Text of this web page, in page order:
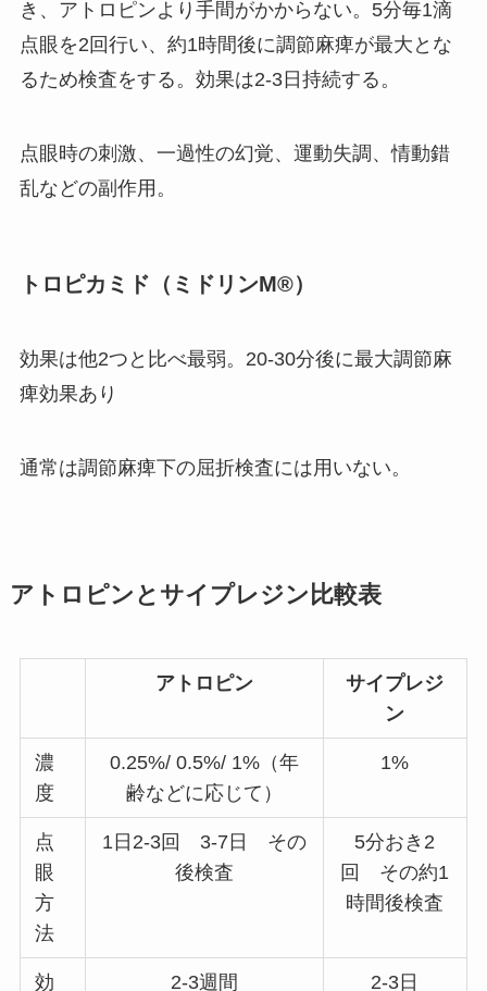
き、アトロピンより手間がかからない。5分毎1滴
点眼を2回行い、約1時間後に調節麻痺が最大とな
るため検査をする。効果は2-3日持続する。
点眼時の刺激、一過性の幻覚、運動失調、情動錯
乱などの副作用。
トロピカミド（ミドリンM®）
効果は他2つと比べ最弱。20-30分後に最大調節麻
痺効果あり
通常は調節麻痺下の屈折検査には用いない。
アトロピンとサイプレジン比較表
アトロピン
サイプレジ
ン
濃
度
0.25%/ 0.5%/ 1%（年
齢などに応じて）
1%
点
眼
方
法
1日2-3回 3-7日 その
後検査
5分おき2
回 その約1
時間後検査
効
2-3週間 2-3日